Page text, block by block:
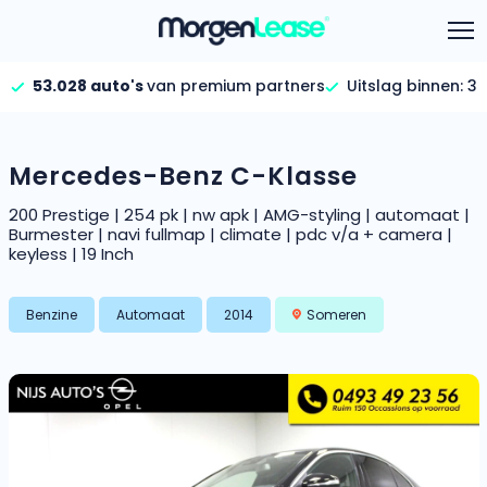
53.028 auto'svan premium partners Uitslag binnen:
Gehele aanbod
Bekijk volledig aanbod
Bekijk alle gezinsauto’s
Hele aanbod
Bekijk alle stadsauto’s
Bekijk alle electrische auto’s
Hoeveel kan ik lenen?
Calculator
Offerte vergelijken
Informatie
Gehele FAQ’s
Mercedes-Benz C-Klasse
200 Prestige | 254 pk | nw apk | AMG-styling | automaat |
Burmester | navi fullmap | climate | pdc v/a + camera |
keyless | 19 Inch
Benzine Automaat 2014 Someren